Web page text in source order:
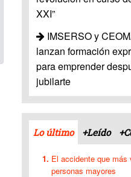
XXI”
IMSERSO y
lanzan formación
para emprender
jubilarte
Lo último +Leído
El accidente que
personas mayores